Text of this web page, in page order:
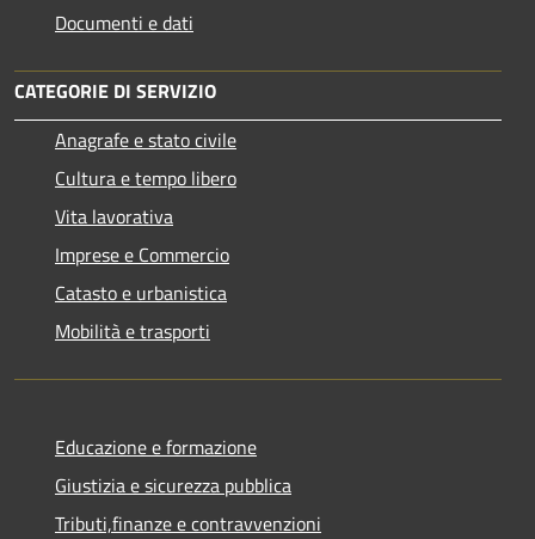
Documenti e dati
CATEGORIE DI SERVIZIO
Anagrafe e stato civile
Cultura e tempo libero
Vita lavorativa
Imprese e Commercio
Catasto e urbanistica
Mobilità e trasporti
Educazione e formazione
Giustizia e sicurezza pubblica
Tributi,finanze e contravvenzioni